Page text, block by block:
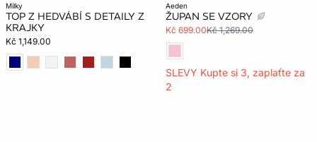
milky
TOP Z HEDVÁBÍ S DETAILY Z
KRAJKY
Kč 1,149.00
aeden
ŽUPAN SE VZORY
Kč 699.00Kč 1,269.00
SLEVY Kupte si 3, zaplaťte za
2